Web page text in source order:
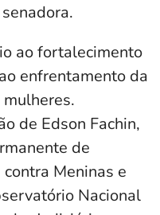
ao fortalecimento
enfrentamento da
de Edson Fachin,
de
Meninas e
Nacional